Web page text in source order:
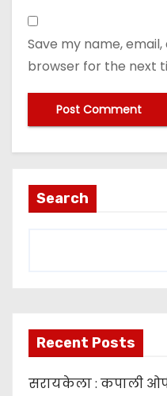
Save my name,
browser for the next
Search
Recent Posts
सरायकेला : कपाली